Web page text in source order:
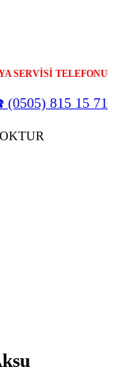
SERVİSİ TELEFONU
(0505) 815 15 71